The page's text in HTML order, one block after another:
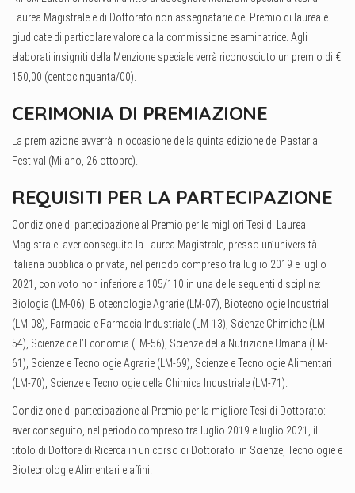
Laurea Magistrale e di Dottorato non assegnatarie del Premio di laurea e
giudicate di particolare valore dalla commissione esaminatrice. Agli
elaborati insigniti della Menzione speciale verrà riconosciuto un premio di €
150,00 (centocinquanta/00).
CERIMONIA DI PREMIAZIONE
La premiazione avverrà in occasione della quinta edizione del Pastaria
Festival (Milano, 26 ottobre).
REQUISITI PER LA PARTECIPAZIONE
Condizione di partecipazione al Premio per le migliori Tesi di Laurea
Magistrale: aver conseguito la Laurea Magistrale, presso un’università
italiana pubblica o privata, nel periodo compreso tra luglio 2019 e luglio
2021, con voto non inferiore a 105/110 in una delle seguenti discipline:
Biologia (LM-06), Biotecnologie Agrarie (LM-07), Biotecnologie Industriali
(LM-08), Farmacia e Farmacia Industriale (LM-13), Scienze Chimiche (LM-
54), Scienze dell’Economia (LM-56), Scienze della Nutrizione Umana (LM-
61), Scienze e Tecnologie Agrarie (LM-69), Scienze e Tecnologie Alimentari
(LM-70), Scienze e Tecnologie della Chimica Industriale (LM-71).
Condizione di partecipazione al Premio per la migliore Tesi di Dottorato:
aver conseguito, nel periodo compreso tra luglio 2019 e luglio 2021, il
titolo di Dottore di Ricerca in un corso di Dottorato in Scienze, Tecnologie e
Biotecnologie Alimentari e affini.